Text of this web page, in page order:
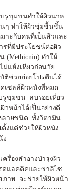
รูขุมขนทำให้ผิวนวล
นๆ ทำให้ผิวชุ่มชื้นชึ้น
าะกับคนที่เป็นสิวและ
รที่มีประโยชน์ต่อผิว
(Methionin) ทำให้
แห้งเหี่ยวก่อนวัย
ติช่วยย่อยโปรตีนได้
เซลล์ผิวหนังที่หมด
รูขุมขน ลบรอยเหี่ยว
วหน้าได้เป็นอย่างดี
ลายชนิด ทั้งวิตามิน
งแต่ช่วยให้ผิวหนัง
ง
รื่องสำอางบำรุงผิว
ดแลคติคและซาลิไซ
ภาพ จะช่วยให้ผิวหน้า